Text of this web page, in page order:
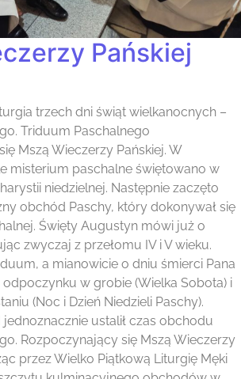
Pańskiej
trzech dni świąt wielkanocnych –
Triduum Paschalnego
Mszą Wieczerzy Pańskiej. W
misterium paschalne świętowano w
niedzielnej. Następnie zaczęto
obchód Paschy, który dokonywał się
Święty Augustyn mówi już o
zwyczaj z przełomu IV i V wieku.
a mianowicie o dniu śmierci Pana
odpoczynku w grobie (Wielka Sobota) i
(Noc i Dzień Niedzieli Paschy).
ustalił czas obchodu
Rozpoczynający się Mszą Wieczerzy
przez Wielko Piątkową Liturgię Męki